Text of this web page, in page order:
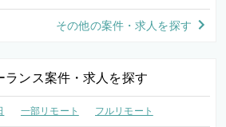
その他の案件・求人を探す
ランス案件・求人を探す
一部リモート フルリモート